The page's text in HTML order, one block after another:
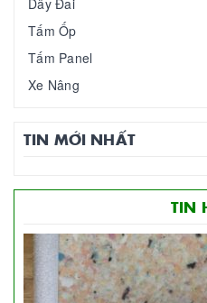
Dây Đai
Tấm Ốp
Tấm Panel
Xe Nâng
TIN MỚI NHẤT
TIN